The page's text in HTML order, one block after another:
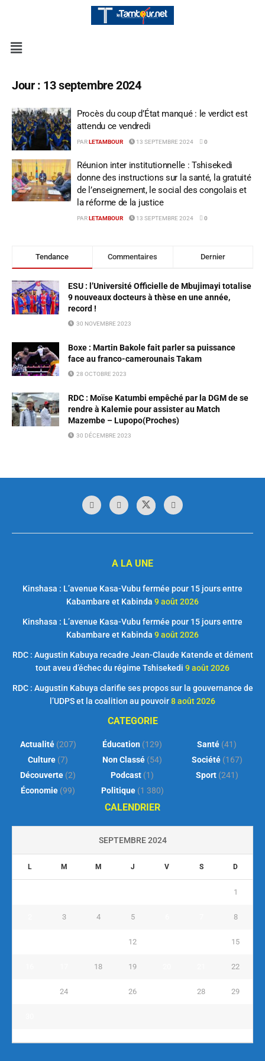
Jour : 13 septembre 2024
Procès du coup d’État manqué : le verdict est
attendu ce vendredi
PAR LETAMBOUR 13 SEPTEMBRE 2024 0
Réunion inter institutionnelle : Tshisekedi
donne des instructions sur la santé, la gratuité
de l’enseignement, le social des congolais et
la réforme de la justice
PARLETAMBOUR 13 SEPTEMBRE 2024 0
Tendance Commentaires Dernier
ESU : l’Université Officielle de Mbujimayi totalise
9 nouveaux docteurs à thèse en une année,
record !
30 NOVEMBRE 2023
Boxe : Martin Bakole fait parler sa puissance
face au franco-camerounais Takam
28 OCTOBRE 2023
RDC : Moïse Katumbi empêché par la DGM de se
rendre à Kalemie pour assister au Match
Mazembe – Lupopo(Proches)
30 DÉCEMBRE 2023
A LA UNE
Kinshasa : L’avenue Kasa-Vubu fermée pour 15 jours entre
Kabambare et Kabinda 9 août 2026
Kinshasa : L’avenue Kasa-Vubu fermée pour 15 jours entre
Kabambare et Kabinda 9 août 2026
RDC : Augustin Kabuya recadre Jean-Claude Katende et dément
tout aveu d’échec du régime Tshisekedi 9 août 2026
RDC : Augustin Kabuya clarifie ses propos sur la gouvernance de
l’UDPS et la coalition au pouvoir8 août 2026
CATEGORIE
Actualité(207)
Culture (7)
Découverte (2)
Économie (99)
Éducation (129)
Non Classé (54)
Podcast (1)
Politique(1 380)
Santé (41)
Société(167)
Sport(241)
CALENDRIER
SEPTEMBRE 2024
L M M J V S D
1
3 4 5 8
12 15
18 19 22
24 26 28 29